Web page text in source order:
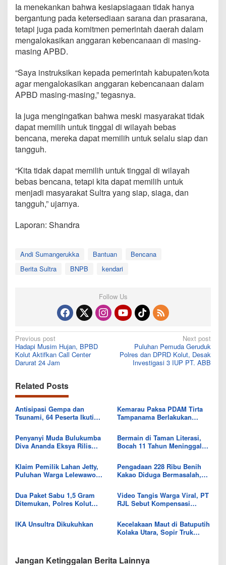
Ia menekankan bahwa kesiapsiagaan tidak hanya
bergantung pada ketersediaan sarana dan prasarana,
tetapi juga pada komitmen pemerintah daerah dalam
mengalokasikan anggaran kebencanaan di masing-
masing APBD.
“Saya instruksikan kepada pemerintah kabupaten/kota
agar mengalokasikan anggaran kebencanaan dalam
APBD masing-masing,” tegasnya.
Ia juga mengingatkan bahwa meski masyarakat tidak
dapat memilih untuk tinggal di wilayah bebas
bencana, mereka dapat memilih untuk selalu siap dan
tangguh.
“Kita tidak dapat memilih untuk tinggal di wilayah
bebas bencana, tetapi kita dapat memilih untuk
menjadi masyarakat Sultra yang siap, siaga, dan
tangguh,” ujarnya.
Laporan: Shandra
Andi Sumangerukka Bantuan
Bencana
Berita Sultra
BNPB kendari
Follow Us
Post
navigation
Previous post
Hadapi Musim Hujan, BPBD
Kolut Aktifkan Call Center
Darurat 24 Jam
Next post
Puluhan Pemuda Geruduk
Polres dan DPRD Kolut, Desak
Investigasi 3 IUP PT. ABB
Related Posts
Antisipasi Gempa dan
Tsunami, 64 Peserta Ikuti
Kemarau Paksa PDAM Tirta
Tampanama Berlakukan
Penyanyi Muda Bulukumba
Diva Ananda Eksya Rilis
Bermain di Taman Literasi,
Bocah 11 Tahun Meninggal
Klaim Pemilik Lahan Jetty,
Puluhan Warga Lelewawo
Pengadaan 228 Ribu Benih
Kakao Diduga Bermasalah,
Dua Paket Sabu 1,5 Gram
Ditemukan, Polres Kolut
Video Tangis Warga Viral, PT
RJL Sebut Kompensasi
IKA Unsultra Dikukuhkan
Kecelakaan Maut di Batuputih
Kolaka Utara, Sopir Truk
Jangan Ketinggalan Berita Lainnya